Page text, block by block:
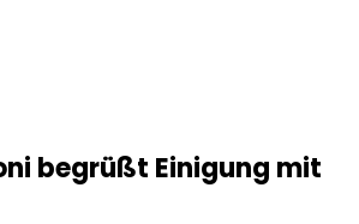
begrüßt Einigung mit